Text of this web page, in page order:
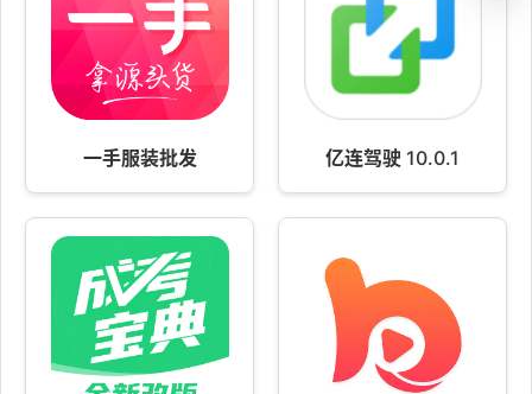
一手服装批发 亿连驾驶 10.0.1